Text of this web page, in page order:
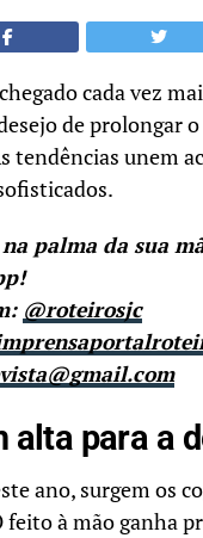
cada vez
de prolongar
tendências unem
palma da sua
@roteirosjc
alta para a
ano, surgem os
feito à mão ganha